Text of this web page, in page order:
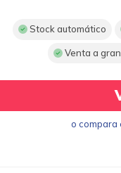
Stock automático
Venta a
o compara